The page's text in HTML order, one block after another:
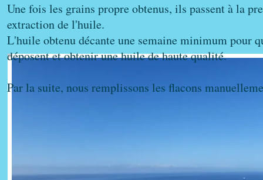
Une fois les grains propre obtenus, ils passent à la
extraction de l'huile.
L'huile obtenu décante une semaine minimum pour
déposent et obtenir une huile de haute qualité.
Par la suite, nous remplissons les flacons